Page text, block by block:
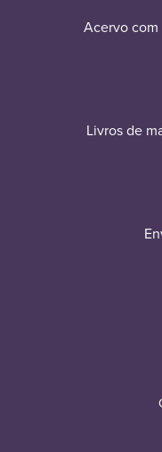
Acervo
Livros de